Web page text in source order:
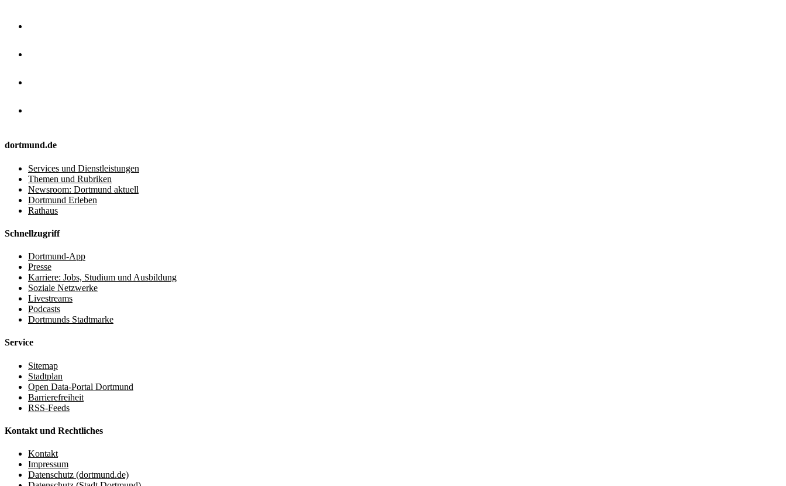
dortmund.de
Services und Dienstleistungen
Themen und Rubriken
Newsroom: Dortmund aktuell
Dortmund Erleben
Rathaus
Schnellzugriff
Dortmund-App
Presse
Karriere: Jobs, Studium und Ausbildung
Soziale Netzwerke
Livestreams
Podcasts
Dortmunds Stadtmarke
Service
Sitemap
Stadtplan
Open Data-Portal Dortmund
Barrierefreiheit
RSS-Feeds
Kontakt und Rechtliches
Kontakt
Impressum
Datenschutz (dortmund.de)